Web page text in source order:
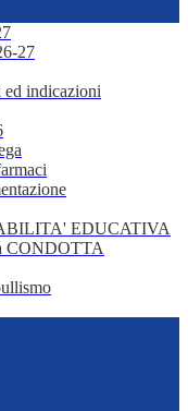
27
ed indicazioni
EDUCATIVA
CONDOTTA